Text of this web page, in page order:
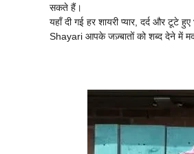
सकते हैं।
यहाँ दी गई हर शायरी प्यार, दर्द और टूटे
Shayari आपके जज़्बातों को शब्द देने में